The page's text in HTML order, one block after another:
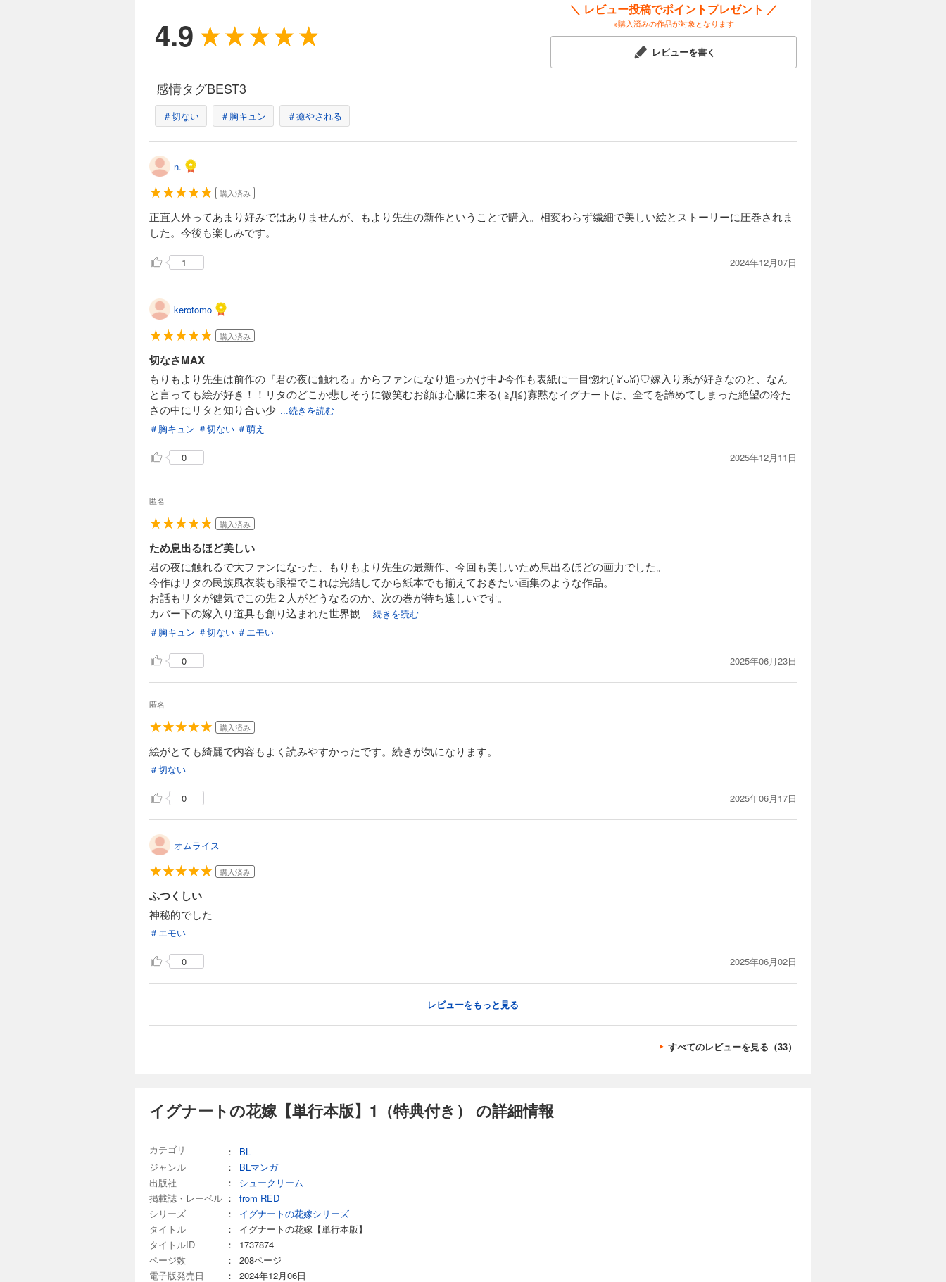
4.9
＼ レビュー投稿でポイントプレゼント ／
※購入済みの作品が対象となります
レビューを書く
感情タグBEST3
＃切ない ＃胸キュン ＃癒やされる
n.
購入済み
正直人外ってあまり好みではありませんが、もより先生の新作ということで購入。相変わらず繊細で美しい絵とストーリーに圧巻されま
した。今後も楽しみです。
1 2024年12月07日
kerotomo
購入済み
切なさMAX
もりもより先生は前作の『君の夜に触れる』からファンになり追っかけ中♪今作も表紙に一目惚れ(⁠ ⁠ꈍ⁠ᴗ⁠ꈍ⁠)♡嫁入り系が好きなのと、なん
と言っても絵が好き！！リタのどこか悲しそうに微笑むお顔は心臓に来る(⁠ ⁠≧⁠Д⁠≦⁠)寡黙なイグナートは、全てを諦めてしまった絶望の冷た
さの中にリタと知り合い少 ...続きを読む
＃胸キュン ＃切ない ＃萌え
0 2025年12月11日
匿名
購入済み
ため息出るほど美しい
君の夜に触れるで大ファンになった、もりもより先生の最新作、今回も美しいため息出るほどの画力でした。
今作はリタの民族風衣装も眼福でこれは完結してから紙本でも揃えておきたい画集のような作品。
お話もリタが健気でこの先２人がどうなるのか、次の巻が待ち遠しいです。
カバー下の嫁入り道具も創り込まれた世界観 ...続きを読む
＃胸キュン ＃切ない ＃エモい
0 2025年06月23日
匿名
購入済み
絵がとても綺麗で内容もよく読みやすかったです。続きが気になります。
＃切ない
0 2025年06月17日
オムライス
購入済み
ふつくしい
神秘的でした
＃エモい
0 2025年06月02日
レビューをもっと見る
すべてのレビューを見る（33）
イグナートの花嫁【単行本版】1（特典付き） の詳細情報
カテゴリ ：
BL
ジャンル
：
BLマンガ
出版社
：
シュークリーム
掲載誌・レーベル ：
from RED
シリーズ
：
イグナートの花嫁シリーズ
タイトル
：
イグナートの花嫁【単行本版】
タイトルID
：
1737874
ページ数
：
208ページ
電子版発売日
： 2024年12月06日